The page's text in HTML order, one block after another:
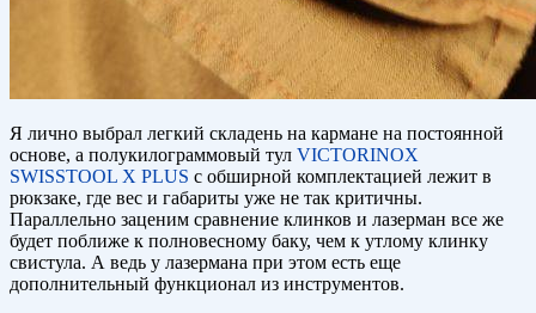
Я лично выбрал легкий складень на кармане на постоянной
основе, а полукилограммовый тул VICTORINOX
SWISSTOOL X PLUS с обширной комплектацией лежит в
рюкзаке, где вес и габариты уже не так критичны.
Параллельно заценим сравнение клинков и лазерман все же
будет поближе к полновесному баку, чем к утлому клинку
свистула. А ведь у лазермана при этом есть еще
дополнительный функционал из инструментов.